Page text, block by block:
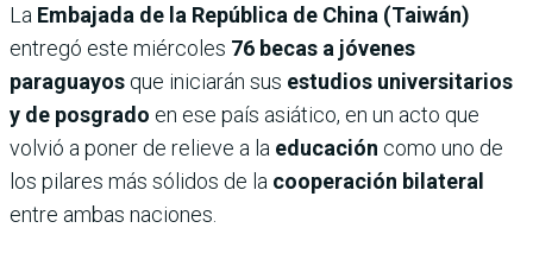
La Embajada de la República de China (Taiwán)
entregó este miércoles 76 becas a jóvenes
paraguayos que iniciarán sus estudios universitarios
y de posgrado en ese país asiático, en un acto que
volvió a poner de relieve a la educación como uno de
los pilares más sólidos de la cooperación bilateral
entre ambas naciones.